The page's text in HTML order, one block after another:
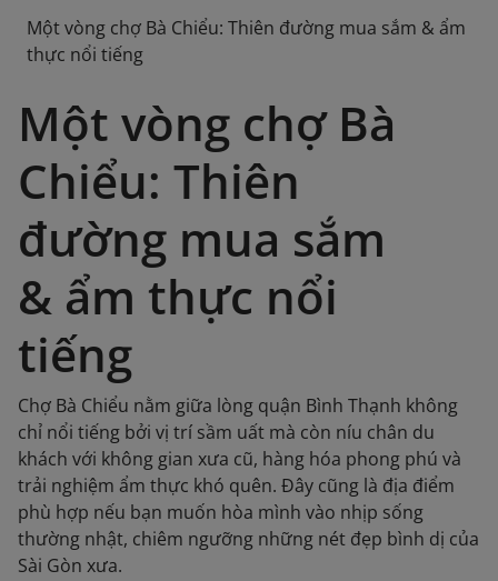
Một vòng chợ Bà Chiểu: Thiên đường mua sắm & ẩm
thực nổi tiếng
Một vòng chợ Bà
Chiểu: Thiên
đường mua sắm
& ẩm thực nổi
tiếng
Chợ Bà Chiểu nằm giữa lòng quận Bình Thạnh không
chỉ nổi tiếng bởi vị trí sầm uất mà còn níu chân du
khách với không gian xưa cũ, hàng hóa phong phú và
trải nghiệm ẩm thực khó quên. Đây cũng là địa điểm
phù hợp nếu bạn muốn hòa mình vào nhịp sống
thường nhật, chiêm ngưỡng những nét đẹp bình dị của
Sài Gòn xưa.